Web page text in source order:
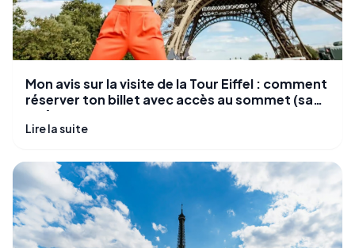
Mon avis sur la visite de la Tour Eiffel : comment
réserver ton billet avec accès au sommet (sans
galère)
Lire la suite